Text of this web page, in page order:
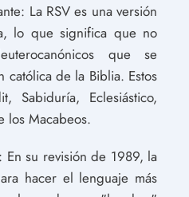
La RSV es una versión
lo que significa que no
que se
católica de la Biblia. Estos
Sabiduría, Eclesiástico,
los Macabeos.
En su revisión de 1989, la
hacer el lenguaje más